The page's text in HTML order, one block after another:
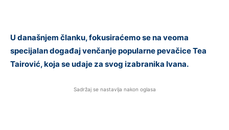
U današnjem članku, fokusiraćemo se na veoma
specijalan događaj venčanje popularne pevačice Tea
Tairović, koja se udaje za svog izabranika Ivana.
Sadržaj se nastavlja nakon oglasa